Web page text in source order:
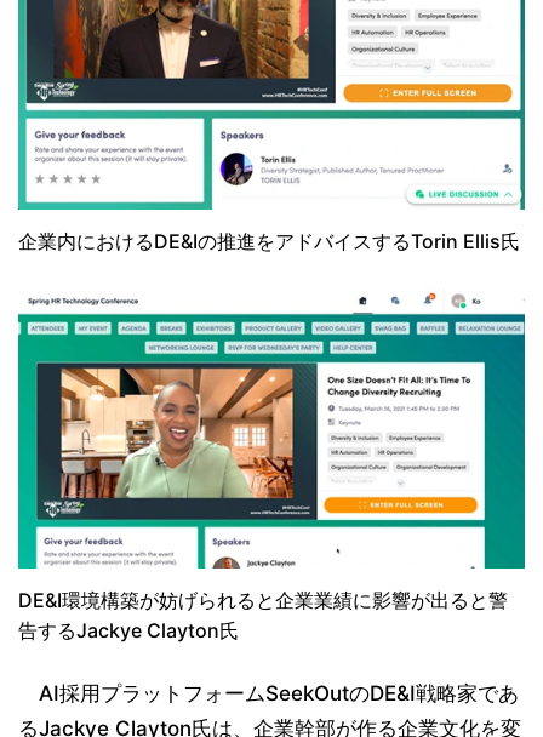
企業内におけるDE&Iの推進をアドバイスするTorin Ellis氏
DE&I環境構築が妨げられると企業業績に影響が出ると警
告するJackye Clayton氏
AI採用プラットフォームSeekOutのDE&I戦略家であ
るJackye Clayton氏は、企業幹部が作る企業文化を変